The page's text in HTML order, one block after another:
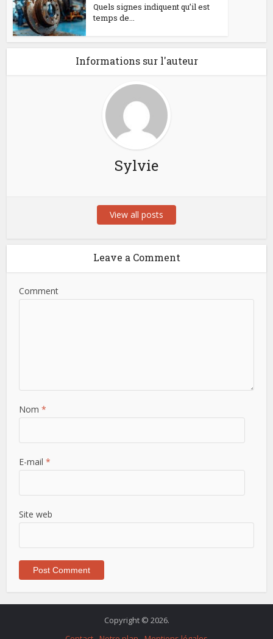
Quels signes indiquent qu’il est
temps de...
Informations sur l'auteur
Sylvie
View all posts
Leave a Comment
Comment
Nom*
E-mail*
Site web
Copyright © 2026.